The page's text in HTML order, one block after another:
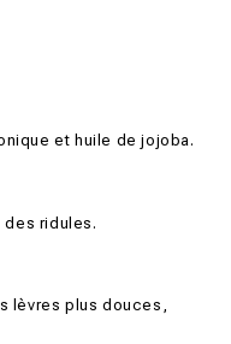
et huile de jojoba.
des ridules.
lèvres plus douces,